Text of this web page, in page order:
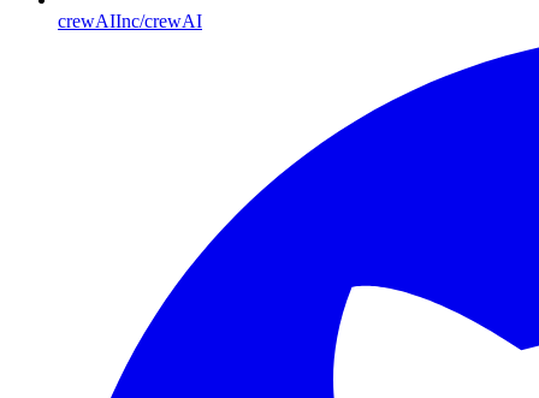
crewAIInc/crewAI